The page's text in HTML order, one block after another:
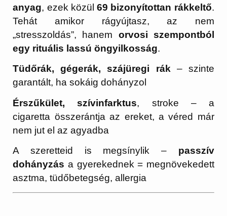
anyag, ezek közül69 bizonyítottan rákkeltő.
Tehát amikor rágyújtasz, az nem
„stresszoldás”, hanem orvosi szempontból
egy rituális lassú öngyilkosság.
Tüdőrák, gégerák, szájüregi rák– szinte
garantált, ha sokáig dohányzol
Érszűkület, szívinfarktus, stroke – a
cigaretta összerántja az ereket, a véred már
nem jut el az agyadba
A szeretteid is megsínylik – passzív
dohányzás a gyerekednek = megnövekedett
asztma, tüdőbetegség, allergia